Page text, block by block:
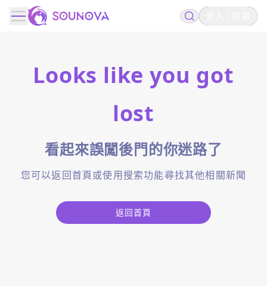
Looks like you got
lost
看起來誤闖後門的你迷路了
您可以返回首頁或使用搜索功能尋找其他相關新聞
返回首頁